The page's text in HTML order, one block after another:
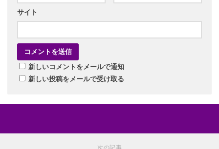
サイト
新しいコメントをメールで通知
新しい投稿をメールで受け取る
次の記事